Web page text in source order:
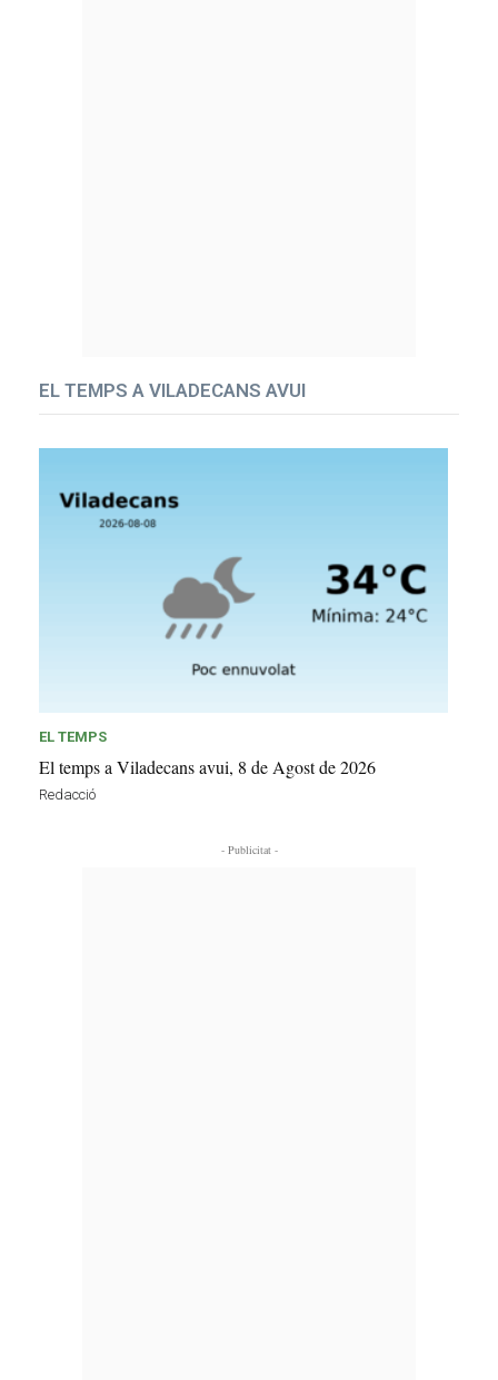
EL TEMPS A VILADECANS AVUI
EL TEMPS
El temps a Viladecans avui, 8 de Agost de 2026
Redacció
- Publicitat -